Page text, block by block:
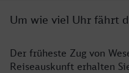
Um wie viel Uhr fährt
Der früheste Zug von
Reiseauskunft erhalten